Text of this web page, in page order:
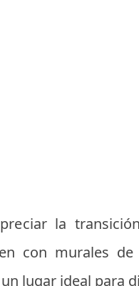
la
con murales
lugar ideal para